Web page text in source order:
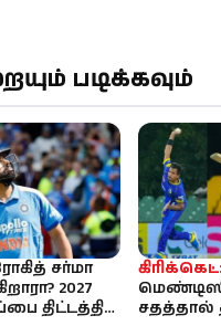
படிக்கவும்
சர்மா
2027
திட்டத்தில்
கிரிக்கெட்:
சதத்தால்